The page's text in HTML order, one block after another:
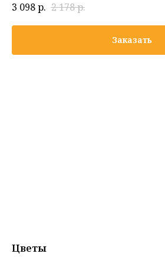
3 098р. 2 178р.
Заказать
Цветы